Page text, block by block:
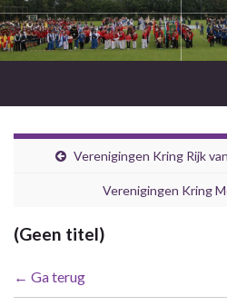
Verenigingen Kring Rijk
Verenigingen Kring
(Geen titel)
← Ga terug